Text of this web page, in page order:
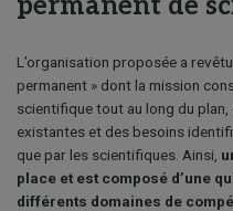
permanent de
L’organisation proposée a
permanent » dont la mission
scientifique tout au long du
existantes et des besoins
que par les scientifiques. Ainsi,
place et est composé d’une
différents domaines de